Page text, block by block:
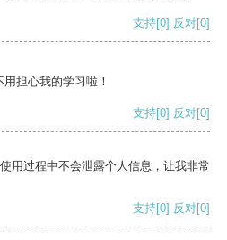
支持[0] 反对[0]
担心我的学习啦！
支持[0] 反对[0]
用过程中不会泄露个人信息，让我非常
支持[0] 反对[0]